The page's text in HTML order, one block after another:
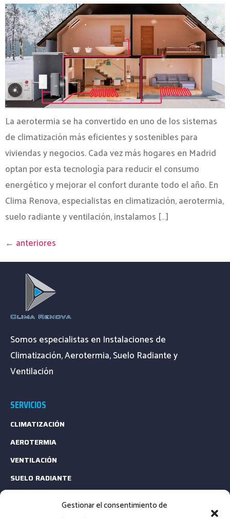
Gestionar el consentimiento de
La aerotermia se ha convertido en uno de los sistemas
de climatización más eficientes y sostenibles para
viviendas y negocios. Cada vez más hogares en Madrid
optan por esta tecnología para reducir el consumo
energético y mejorar el confort durante todo el año. En
Clima Renova, especialistas en climatización, aerotermia,
suelo radiante y ventilación, instalamos […]
← anteriores
Somos especialistas en Instalaciones de
Climatización, Aerotermia, Suelo Radiante y
Ventilación
SERVICIOS
CLIMATIZACIÓN
AEROTERMIA
VENTILACIÓN
SUELO RADIANTE